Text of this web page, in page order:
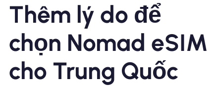
Thêm lý do để
chọn Nomad eSIM
cho Trung Quốc